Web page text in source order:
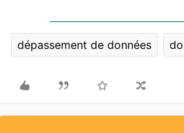
dépassement de données